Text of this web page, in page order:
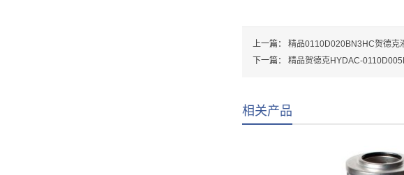
上一篇： 精品0110D020BN3HC贺德克
下一篇： 精品贺德克HYDAC-
相关产品